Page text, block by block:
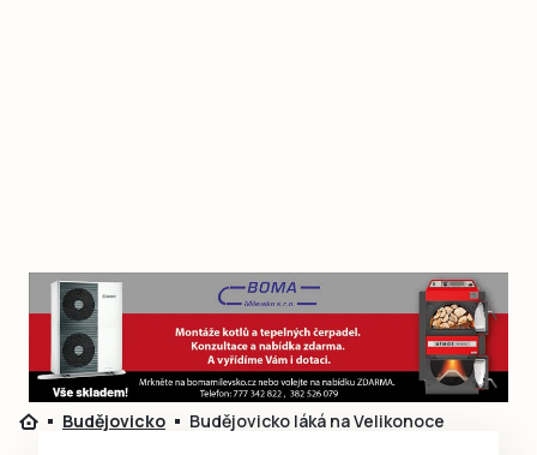
Budějovicko Budějovicko láká na Velikonoce